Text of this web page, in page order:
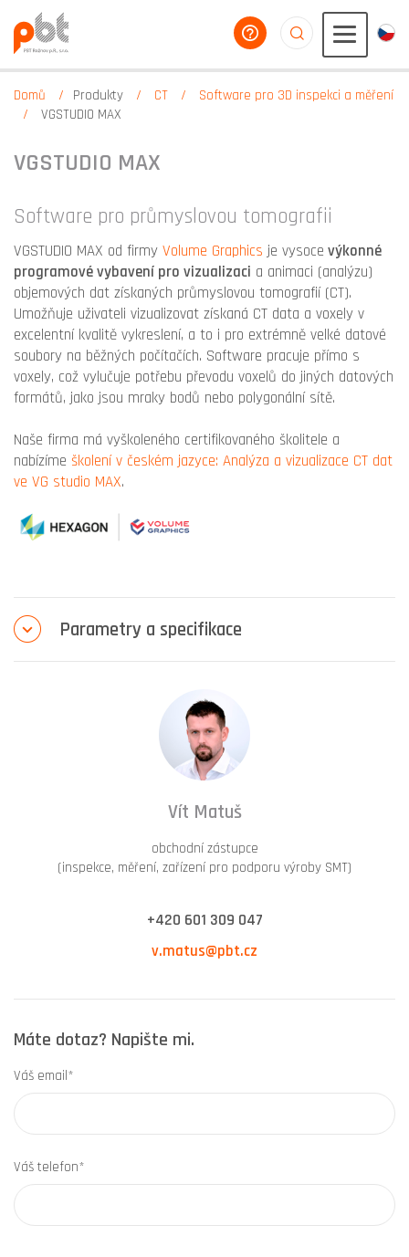
poradíme vám
Domů Produkty CT
Software pro 3D inspekci a měření
VGSTUDIO MAX
VGSTUDIO MAX
Software pro průmyslovou tomografii
VGSTUDIO MAX od firmy Volume Graphics je vysoce výkonné
programové vybavení pro vizualizaci a animaci (analýzu)
objemových dat získaných průmyslovou tomografií (CT).
Umožňuje uživateli vizualizovat získaná CT data a voxely v
excelentní kvalitě vykreslení, a to i pro extrémně velké datové
soubory na běžných počítačích. Software pracuje přímo s
voxely, což vylučuje potřebu převodu voxelů do jiných datových
formátů, jako jsou mraky bodů nebo polygonální sítě.
Naše firma má vyškoleného certifikovaného školitele a
nabízíme školení v českém jazyce: Analýza a vizualizace CT dat
ve VG studio MAX.
Parametry a specifikace
Vít Matuš
obchodní zástupce
(inspekce, měření, zařízení pro podporu výroby SMT)
+420 601 309 047
v.matus@pbt.cz
Máte dotaz? Napište mi.
Váš email*
Váš telefon*